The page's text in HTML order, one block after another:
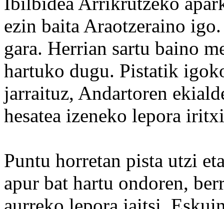
ezin baita Araotzeraino
gara. Herrian sartu baino
hartuko dugu. Pistatik
jarraituz, Andartoren
hesatea izeneko lepora
Puntu horretan pista utzi
apur bat hartu ondoren,